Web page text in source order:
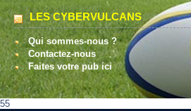
LES CYBERVULCANS
Qui sommes-nous ?
Contactez-nous
Faites votre pub ici
55